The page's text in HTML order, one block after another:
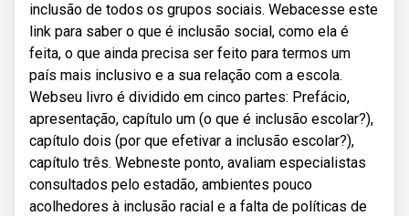
inclusão de todos os grupos sociais. Webacesse este
link para saber o que é inclusão social, como ela é
feita, o que ainda precisa ser feito para termos um
país mais inclusivo e a sua relação com a escola.
Webseu livro é dividido em cinco partes: Prefácio,
apresentação, capítulo um (o que é inclusão escolar?),
capítulo dois (por que efetivar a inclusão escolar?),
capítulo três. Webneste ponto, avaliam especialistas
consultados pelo estadão, ambientes pouco
acolhedores à inclusão racial e a falta de políticas de